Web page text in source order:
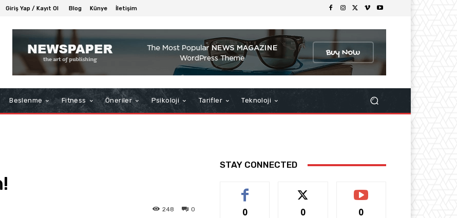
Giriş Yap / Kayıt Ol Blog Künye İletişim
Beslenme Fitness Öneriler Psikoloji Tarifler Teknoloji
0
248
STAY CONNECTED
0 0 0